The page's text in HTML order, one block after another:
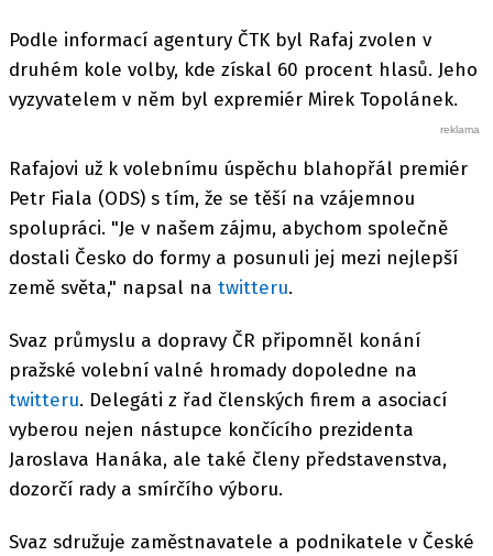
Podle informací agentury ČTK byl Rafaj zvolen v
druhém kole volby, kde získal 60 procent hlasů. Jeho
vyzyvatelem v něm byl expremiér Mirek Topolánek.
Rafajovi už k volebnímu úspěchu blahopřál premiér
Petr Fiala (ODS) s tím, že se těší na vzájemnou
spolupráci. "Je v našem zájmu, abychom společně
dostali Česko do formy a posunuli jej mezi nejlepší
země světa," napsal na twitteru.
Svaz průmyslu a dopravy ČR připomněl konání
pražské volební valné hromady dopoledne na
twitteru. Delegáti z řad členských firem a asociací
vyberou nejen nástupce končícího prezidenta
Jaroslava Hanáka, ale také členy představenstva,
dozorčí rady a smírčího výboru.
Svaz sdružuje zaměstnavatele a podnikatele v České